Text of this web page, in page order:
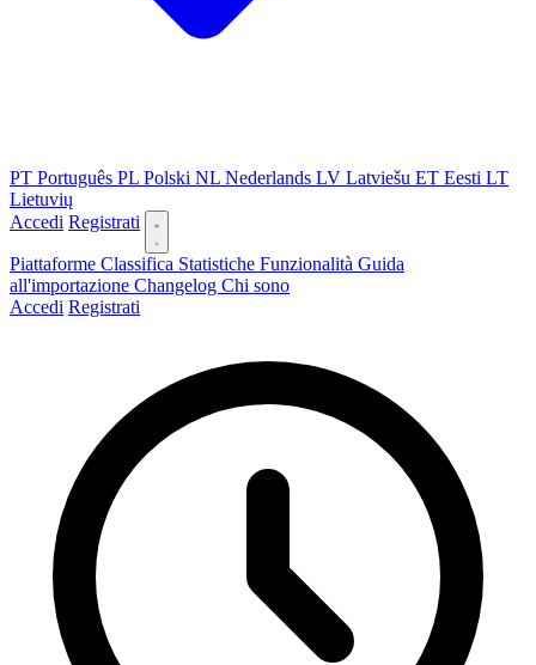
PT Português PL Polski NL Nederlands LV Latviešu ET Eesti LT
Lietuvių
Accedi Registrati
Piattaforme Classifica Statistiche Funzionalità Guida
all'importazione Changelog Chi sono
Accedi Registrati